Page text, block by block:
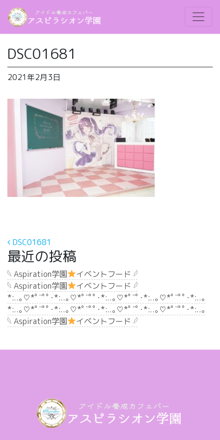
DSC01681
2021年2月3日
投稿ナビゲーション
DSC01681
最近の投稿
𓆩 Aspiration学園
イベントフード 𓆪
𓆩 Aspiration学園
イベントフード 𓆪
*:..｡♡*ﾟ¨ﾟﾟ･*:..｡♡*ﾟ¨ﾟﾟ･*:..｡♡*ﾟ¨ﾟ･*:..｡♡*ﾟ¨ﾟﾟ･*:..｡
*:..｡♡*ﾟ¨ﾟﾟ･*:..｡♡*ﾟ¨ﾟﾟ･*:..｡♡*ﾟ¨ﾟ･*:..｡♡*ﾟ¨ﾟﾟ･*:..｡
𓆩 Aspiration学園
イベントフード 𓆪